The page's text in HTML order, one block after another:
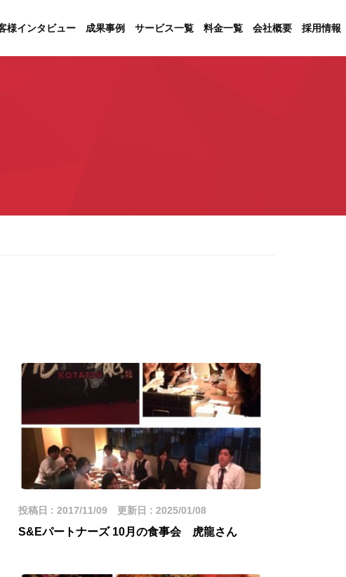
様インタビュー 成果事例 サービス一覧 料金一覧 会社概要 採用情報
投稿日 : 2017/11/09 更新日 : 2025/01/08
S&Eパートナーズ 10月の食事会 虎龍さん